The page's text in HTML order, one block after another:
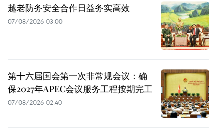
越老防务安全合作日益务实高效
07/08/2026 03:00
第十六届国会第一次非常规会议：确
保2027年APEC会议服务工程按期完工
07/08/2026 02:40